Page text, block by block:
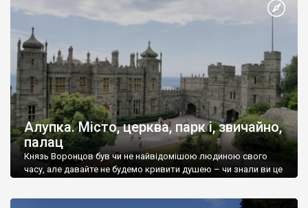
Алупка. Місто, церква, парк і, звичайно,
палац
Князь Воронцов був чи не найвідомішою людиною свого
часу, але давайте не будемо кривити душею – чи знали ви це